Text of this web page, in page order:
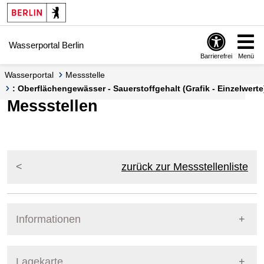
Springe zur Navigation
Springe zum Inhalt
Wasserportal Berlin
Barrierefrei Menü
Wasserportal
Messstelle
: Oberflächengewässer - Sauerstoffgehalt (Grafik -
Messstellen
zurück zur Messstellenliste
Informationen